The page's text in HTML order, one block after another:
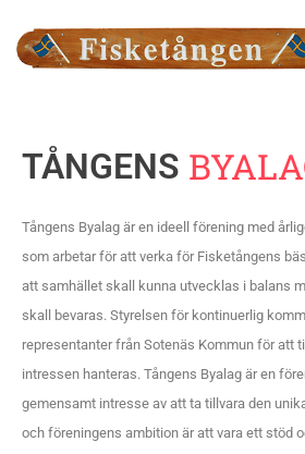
TÅNGENS
Tångens Byalag är en ideell förening med
som arbetar för att verka för Fisketångens
att samhället skall kunna utvecklas i balans
skall bevaras. Styrelsen för kontinuerlig
representanter från Sotenäs Kommun för att
intressen hanteras. Tångens Byalag är en
gemensamt intresse av att ta tillvara den
och föreningens ambition är att vara ett stöd